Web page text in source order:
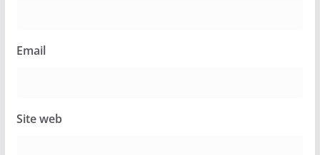
Email
Site web